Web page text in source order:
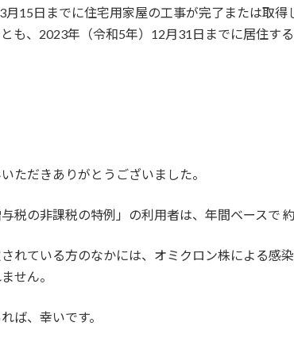
15日までに住宅用家屋の工事が完了または取得
も、2023年（令和5年）12月31日までに居住する
ただきありがとうございました。
税の非課税の特例」の利用者は、年間ベースで
れている方のなかには、オミクロン株による感
せん。
ば、幸いです。